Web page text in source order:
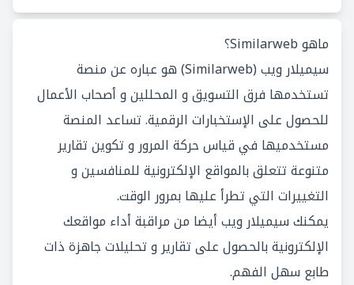
ماهو Similarweb؟
سيميلار ويب (Similarweb) هو عباره عن منصة
تستخدمها فرق التسويق و المحللين و أصحاب الأعمال
للحصول على الإستخبارات الرقمية. تساعد المنصة
مستخدميها في قياس حركة المرور و تكوين تقارير
متنوعة تتعلق بالمواقع الإلكترونية للمنافسين و
التغييرات التي تطرأ عليها بمرور الوقت.
يمكنك سيميلار ويب أيضا من مراقبة أداء مواقعك
الإلكترونية بالحصول على تقارير و تحليلات جاهزة ذات
طابع سهل الفهم.